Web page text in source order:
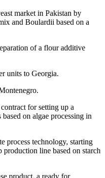
market in Pakistan by
and Boulardii based on a
of a flour additive
units to Georgia.
for setting up a
on algae processing in
process technology, starting
line based on starch